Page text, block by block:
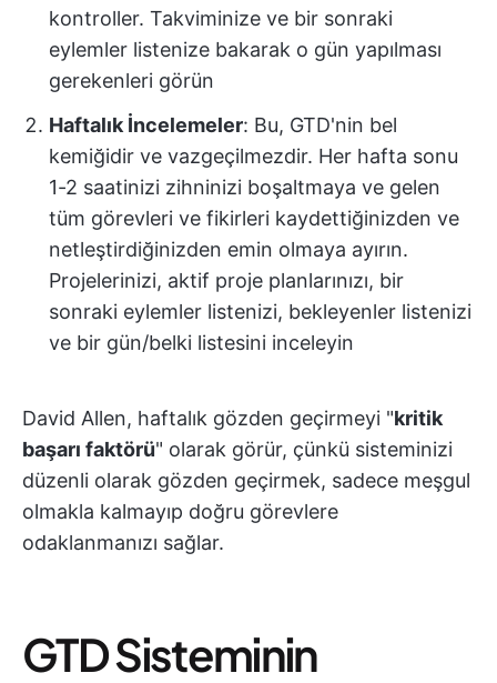
kontroller. Takviminize ve bir sonraki
eylemler listenize bakarak o gün yapılması
gerekenleri görün
Haftalık İncelemeler: Bu, GTD'nin bel
kemiğidir ve vazgeçilmezdir. Her hafta sonu
1-2 saatinizi zihninizi boşaltmaya ve gelen
tüm görevleri ve fikirleri kaydettiğinizden ve
netleştirdiğinizden emin olmaya ayırın.
Projelerinizi, aktif proje planlarınızı, bir
sonraki eylemler listenizi, bekleyenler listenizi
ve bir gün/belki listesini inceleyin
David Allen, haftalık gözden geçirmeyi "kritik
başarı faktörü" olarak görür, çünkü sisteminizi
düzenli olarak gözden geçirmek, sadece meşgul
olmakla kalmayıp doğru görevlere
odaklanmanızı sağlar.
GTD Sisteminin